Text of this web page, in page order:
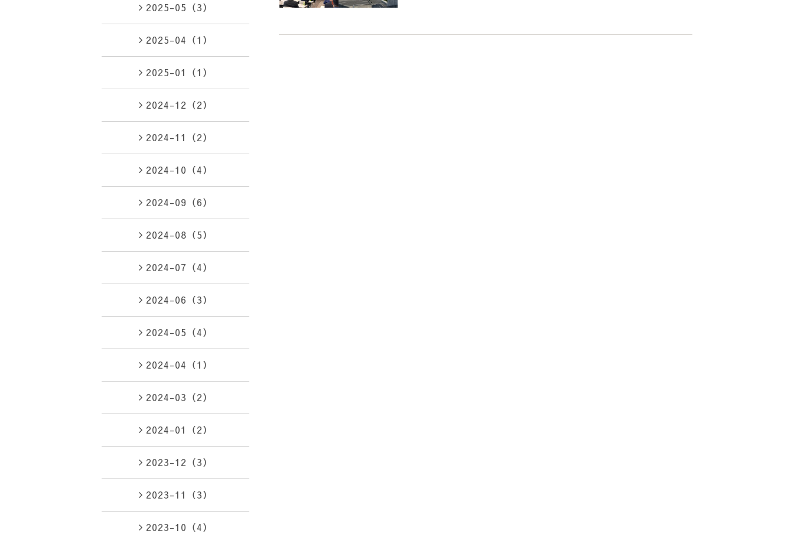
2025-05（3）
2025-04（1）
2025-01（1）
2024-12（2）
2024-11（2）
2024-10（4）
2024-09（6）
2024-08（5）
2024-07（4）
2024-06（3）
2024-05（4）
2024-04（1）
2024-03（2）
2024-01（2）
2023-12（3）
2023-11（3）
2023-10（4）